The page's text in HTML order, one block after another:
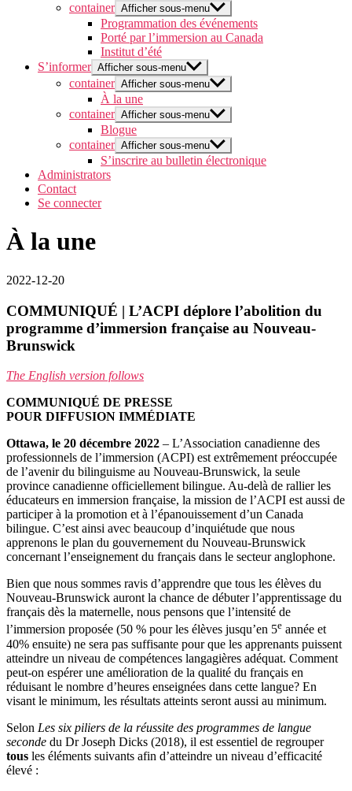
container Afficher sous-menu
Programmation des événements
Porté par l’immersion au Canada
Institut d’été
S’informer Afficher sous-menu
container Afficher sous-menu
À la une
container Afficher sous-menu
Blogue
container Afficher sous-menu
S’inscrire au bulletin électronique
Administrators
Contact
Se connecter
À la une
2022-12-20
COMMUNIQUÉ | L’ACPI déplore l’abolition du
programme d’immersion française au Nouveau-
Brunswick
The English version follows
COMMUNIQUÉ DE PRESSE
POUR DIFFUSION IMMÉDIATE
Ottawa, le 20 décembre 2022 – L’Association canadienne des
professionnels de l’immersion (ACPI) est extrêmement préoccupée
de l’avenir du bilinguisme au Nouveau-Brunswick, la seule
province canadienne officiellement bilingue. Au-delà de rallier les
éducateurs en immersion française, la mission de l’ACPI est aussi de
participer à la promotion et à l’épanouissement d’un Canada
bilingue. C’est ainsi avec beaucoup d’inquiétude que nous
apprenons le plan du gouvernement du Nouveau-Brunswick
concernant l’enseignement du français dans le secteur anglophone.
Bien que nous sommes ravis d’apprendre que tous les élèves du
Nouveau-Brunswick auront la chance de débuter l’apprentissage du
français dès la maternelle, nous pensons que l’intensité de
l’immersion proposée (50 % pour les élèves jusqu’en 5e année et
40% ensuite) ne sera pas suffisante pour que les apprenants puissent
atteindre un niveau de compétences langagières adéquat. Comment
peut-on espérer une amélioration de la qualité du français en
réduisant le nombre d’heures enseignées dans cette langue? En
visant le minimum, les résultats atteints seront aussi au minimum.
Selon Les six piliers de la réussite des programmes de langue
seconde du Dr Joseph Dicks (2018), il est essentiel de regrouper
tous les éléments suivants afin d’atteindre un niveau d’efficacité
élevé :